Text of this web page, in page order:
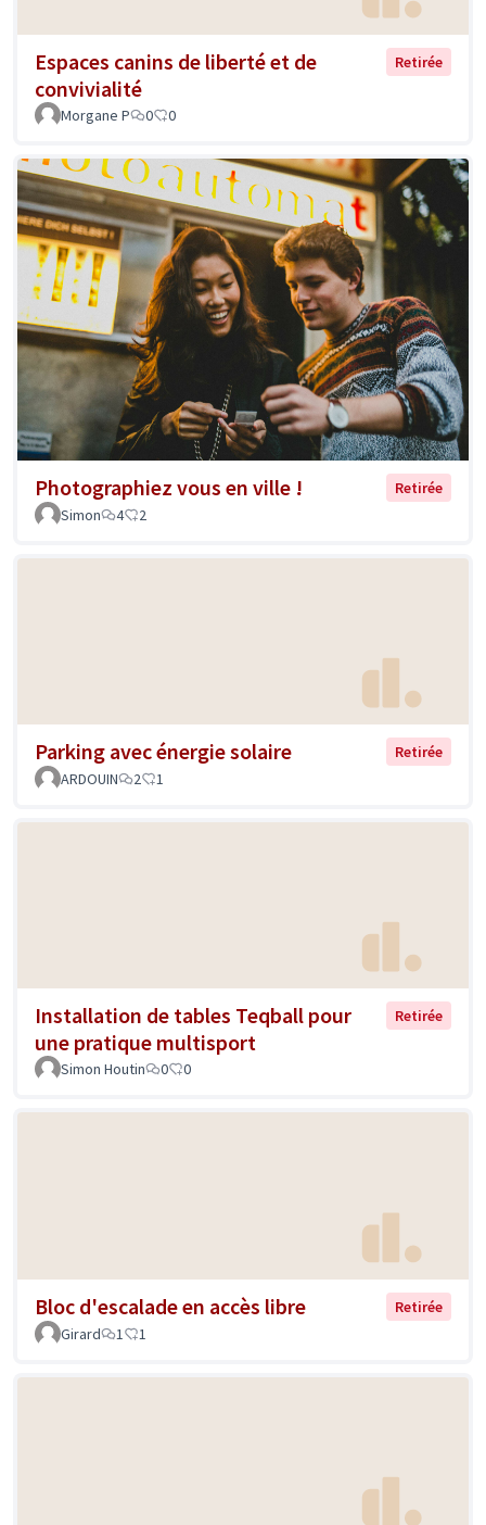
Espaces canins de liberté et de
convivialité
Retirée
Morgane P 0 0
Photographiez vous en ville !
Retirée
Simon
4 2
Parking avec énergie solaire
Retirée
ARDOUIN
2 1
Installation de tables Teqball pour
une pratique multisport
Retirée
Simon Houtin 0 0
Bloc d'escalade en accès libre
Retirée
Girard
1 1